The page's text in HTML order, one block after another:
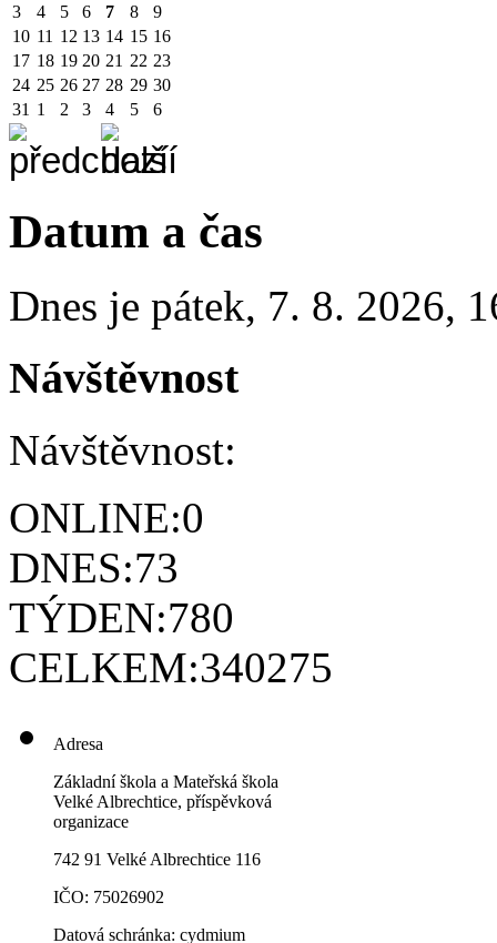
3
4 5 6 7 8
9
10 11 12 13 14 15 16
17 18 19 20 21 22 23
24 25 26 27 28 29 30
31 1 2 3 4 5 6
Datum a čas
Dnes je pátek, 7. 8. 2026,
Návštěvnost
Návštěvnost:
ONLINE:0
DNES:73
TÝDEN:780
CELKEM:340275
Adresa
Základní škola a Mateřská škola
Velké Albrechtice, příspěvková
organizace
742 91 Velké Albrechtice 116
IČO: 75026902
Datová schránka: cydmium